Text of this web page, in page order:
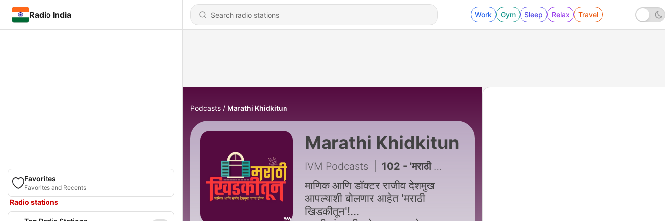
Radio India Work Gym Sleep Relax Travel
Favorites
Favorites and Recents
Radio stations
Podcasts Marathi Khidkitun
Marathi Khidkitun
IVM Podcasts 102 - 'मराठी खिडकीतून': शतक महोत्सवी एपिसोड :एक संवाद
माणिक आणि डॉक्टर राजीव देशमुख
आपल्याशी बोलणार आहेत 'मराठी
खिडकीतून'!